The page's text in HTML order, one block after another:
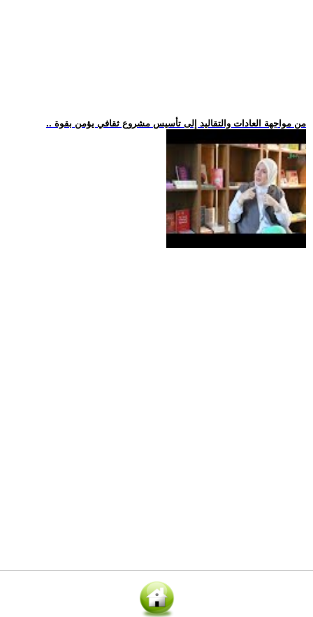
.. من مواجهة العادات والتقاليد إلى تأسيس مشروع ثقافي يؤمن بقوة